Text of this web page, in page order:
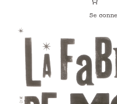
Se